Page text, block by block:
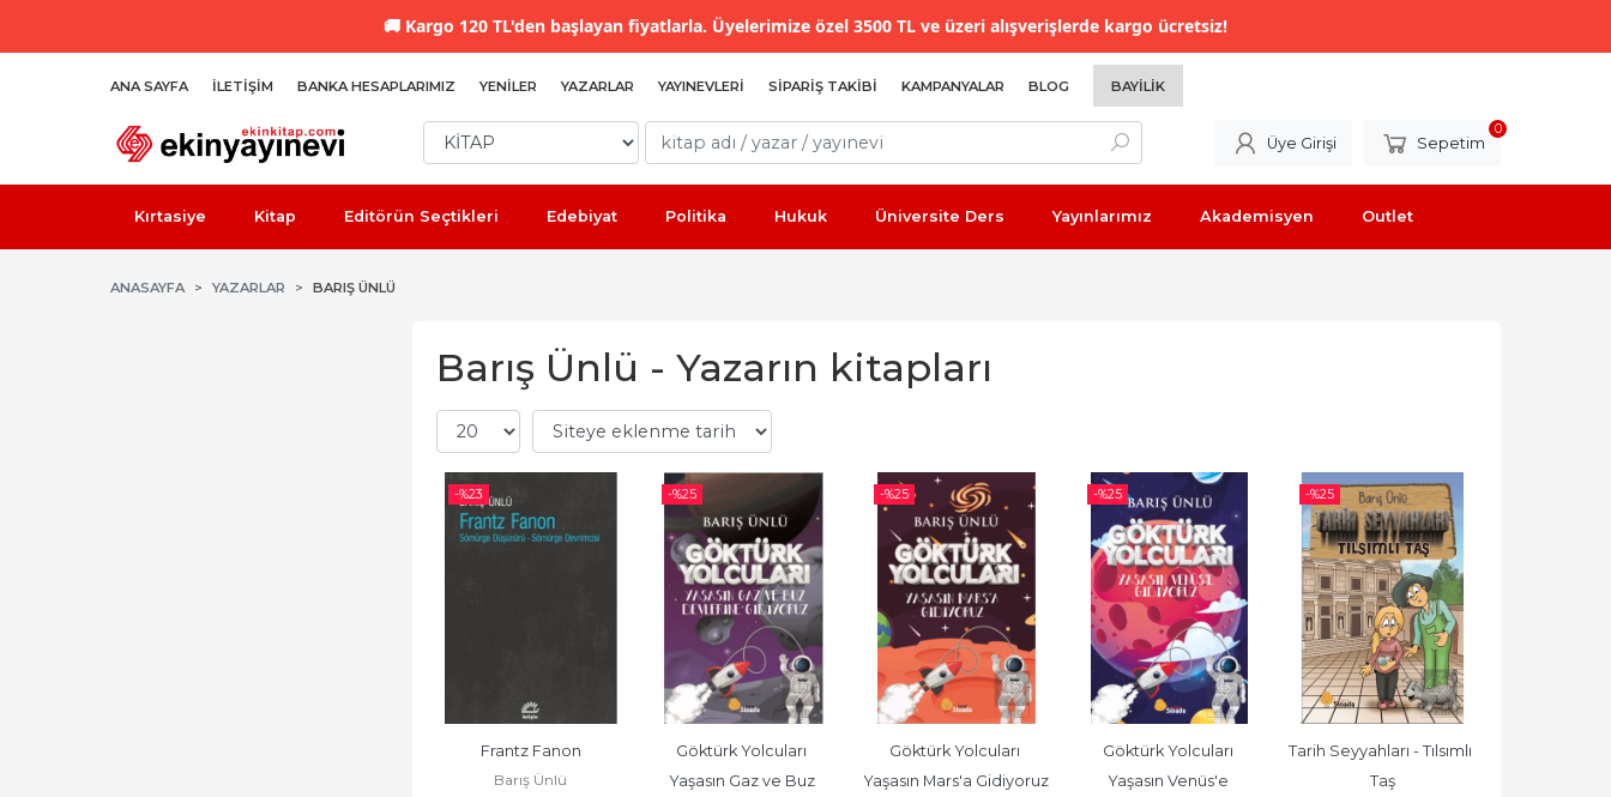
🚚 Kargo 120 TL'den başlayan fiyatlarla. Üyelerimize özel 3500 TL ve üzeri alışverişlerde kargo ücretsiz!
ANA SAYFA İLETIŞIM BANKA HESAPLARIMIZ YENILER YAZARLAR YAYINEVLERI SIPARIŞ TAKIBI KAMPANYALAR BLOG BAYILIK
Üye Girişi Sepetim
0
Kırtasiye Kitap Editörün Seçtikleri Edebiyat Politika Hukuk Üniversite Ders Yayınlarımız Akademisyen Outlet
ANASAYFA YAZARLAR BARIŞ ÜNLÜ
Barış Ünlü - Yazarın kitapları
-%23
Frantz Fanon
Barış Ünlü
-%25
Göktürk Yolcuları
Yaşasın Gaz ve Buz
-%25
Göktürk Yolcuları
Yaşasın Mars'a Gidiyoruz
-%25
Göktürk Yolcuları
Yaşasın Venüs'e
-%25
Tarih Seyyahları - Tılsımlı
Taş